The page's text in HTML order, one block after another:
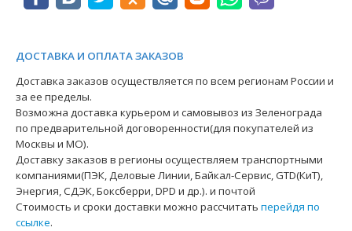
ДОСТАВКА И ОПЛАТА ЗАКАЗОВ
Доставка заказов осуществляется по всем регионам России и
за ее пределы.
Возможна доставка курьером и самовывоз из Зеленограда
по предварительной договоренности(для покупателей из
Москвы и МО).
Доставку заказов в регионы осуществляем транспортными
компаниями(ПЭК, Деловые Линии, Байкал-Сервис, GTD(КиТ),
Энергия, СДЭК, Боксберри, DPD и др.). и почтой
Стоимость и сроки доставки можно рассчитать перейдя по
ссылке.